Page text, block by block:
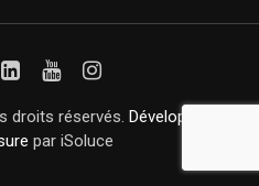
droits réservés. Développement
par iSoluce